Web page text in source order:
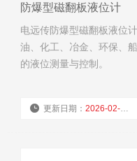
防爆型磁翻板液位计
电远传防爆型磁翻板液位
油、化工、冶金、环保、
的液位测量与控制。
更新日期：2026-02-02